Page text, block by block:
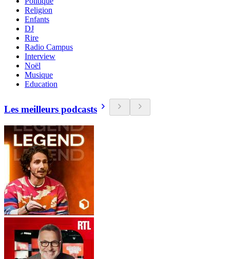
Religion
Enfants
DJ
Rire
Radio Campus
Interview
Noël
Musique
Education
Les meilleurs podcasts